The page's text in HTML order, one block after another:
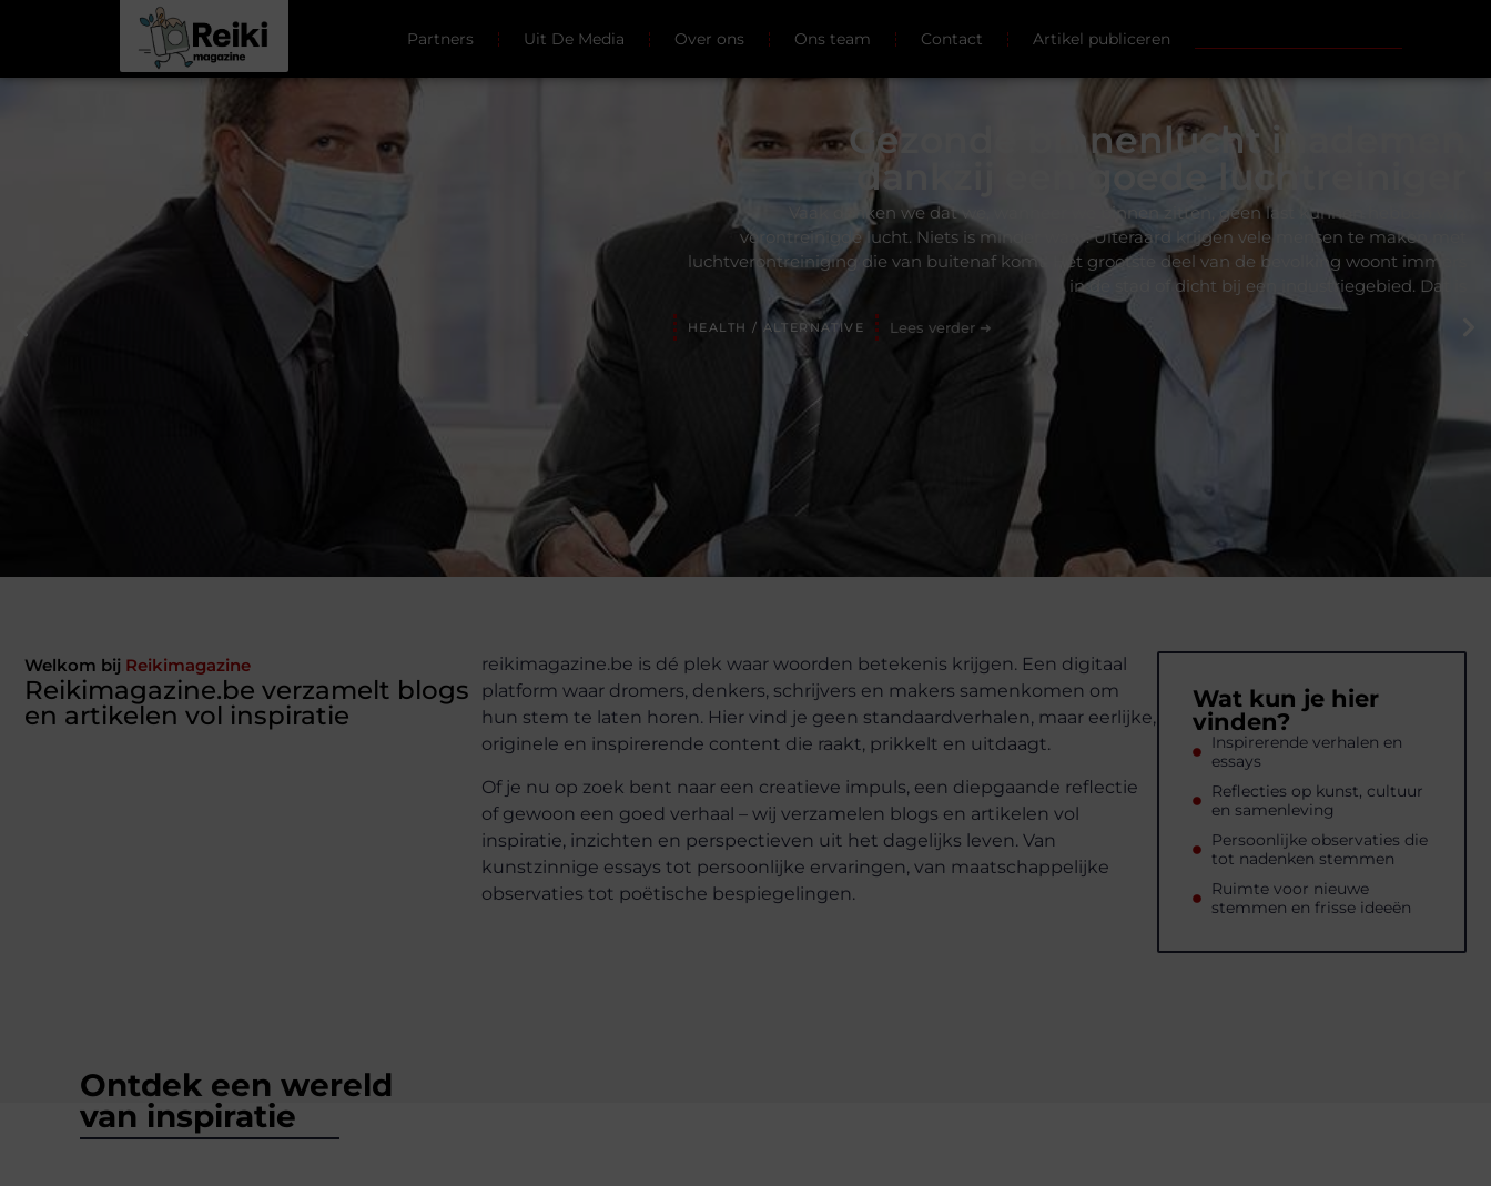
Partners Uit De Media Over ons Ons team Contact Artikel publiceren
Gezonde binnenlucht inademen
dankzij een goede luchtreiniger
Vaak denken we dat we, wanneer we binnen zitten, geen last kunnen hebben van
verontreinigde lucht. Niets is minder waar. Uiteraard krijgen vele mensen te maken met
luchtverontreiniging die van buitenaf komt. Het grootste deel van de bevolking woont immers
in de stad of dicht bij een industriegebied. Dat is
HEALTH / ALTERNATIVE Lees verder ➜
Welkom bij Reikimagazine
Reikimagazine.be verzamelt blogs
en artikelen vol inspiratie
reikimagazine.be is dé plek waar woorden betekenis krijgen. Een digitaal
platform waar dromers, denkers, schrijvers en makers samenkomen om
hun stem te laten horen. Hier vind je geen standaardverhalen, maar eerlijke,
originele en inspirerende content die raakt, prikkelt en uitdaagt.
Of je nu op zoek bent naar een creatieve impuls, een diepgaande reflectie
of gewoon een goed verhaal – wij verzamelen blogs en artikelen vol
inspiratie, inzichten en perspectieven uit het dagelijks leven. Van
kunstzinnige essays tot persoonlijke ervaringen, van maatschappelijke
observaties tot poëtische bespiegelingen.
Wat kun je hier
vinden?
Inspirerende verhalen en
essays
Reflecties op kunst, cultuur
en samenleving
Persoonlijke observaties die
tot nadenken stemmen
Ruimte voor nieuwe
stemmen en frisse ideeën
Ontdek een wereld
van inspiratie